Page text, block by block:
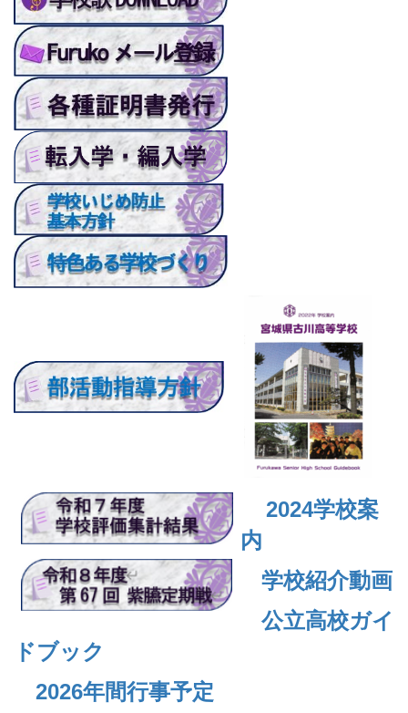
2024学校案
内
学校紹介動画
公立高校ガイ
ドブック
2026年間行事予定